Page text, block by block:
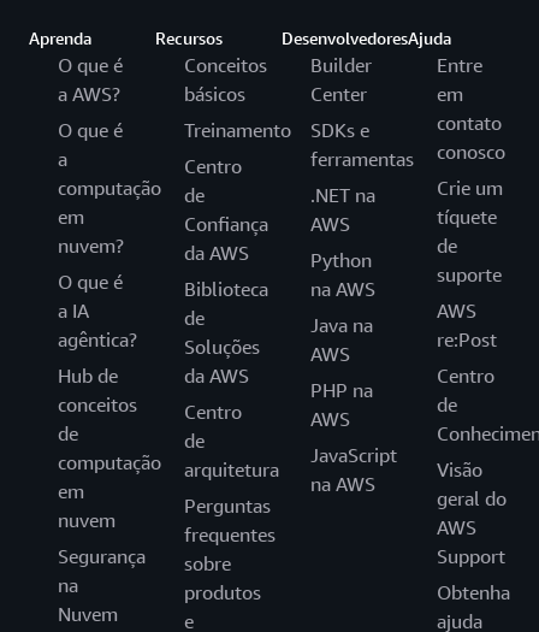
Aprenda
O que é
a AWS?
O que é
a
computação
em
nuvem?
O que é
a IA
agêntica?
Hub de
conceitos
de
computação
em
nuvem
Segurança
na
Nuvem
Recursos
Conceitos
básicos
Treinamento
Centro
de
Confiança
da AWS
Biblioteca
de
Soluções
da AWS
Centro
de
arquitetura
Perguntas
frequentes
sobre
produtos
e
Desenvolvedores
Builder
Center
SDKs e
ferramentas
.NET na
AWS
Python
na AWS
Java na
AWS
PHP na
AWS
JavaScript
na AWS
Ajuda
Entre
em
contato
conosco
Crie um
tíquete
de
suporte
AWS
re:Post
Centro
de
Visão
geral do
AWS
Support
Obtenha
ajuda